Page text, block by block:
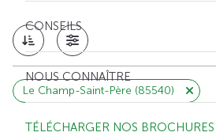
CONSEILS
NOUS CONNAÎTRE
TÉLÉCHARGER NOS BROCHURES
Le Champ-Saint-Père (85540)